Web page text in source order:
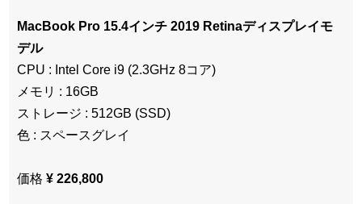
MacBook Pro 15.4インチ 2019 Retinaディスプレイモ
デル
CPU : Intel Core i9 (2.3GHz 8コア)
メモリ : 16GB
ストレージ : 512GB (SSD)
色 : スペースグレイ
価格 ¥ 226,800